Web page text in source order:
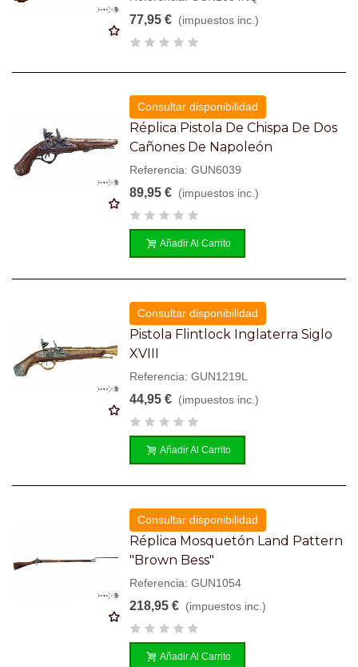
77,95 € (impuestos inc.)
Consultar disponibilidad
Réplica Pistola De Chispa De Dos
Cañones De Napoleón
Referencia: GUN6039
89,95 € (impuestos inc.)
Añadir Al Carrito
Consultar disponibilidad
Pistola Flintlock Inglaterra Siglo
XVIII
Referencia: GUN1219L
44,95 € (impuestos inc.)
Añadir Al Carrito
Consultar disponibilidad
Réplica Mosquetón Land Pattern
"Brown Bess"
Referencia: GUN1054
218,95 € (impuestos inc.)
Añadir Al Carrito